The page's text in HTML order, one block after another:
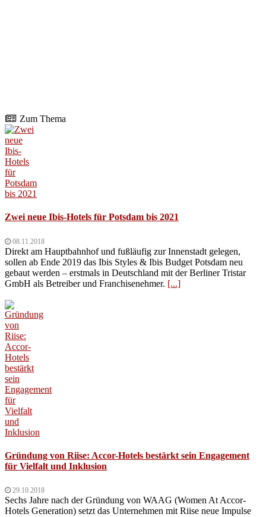
Zum Thema
Zwei neue Ibis-Hotels für Potsdam bis 2021
08.11.2018
Direkt am Hauptbahnhof und fußläufig zur Innenstadt gelegen,
sollen ab Ende 2019 das Ibis Styles & Ibis Budget Potsdam neu
gebaut werden – erstmals in Deutschland mit der Berliner Tristar
GmbH als Betreiber und Franchisenehmer. [...]
Gründung von Riise: Accor-Hotels bestärkt sein Engagement
für Vielfalt und Inklusion
29.10.2018
Sechs Jahre nach der Gründung von WAAG (Women At Accor-
Hotels Generation) setzt das Unternehmen mit Riise neue Impulse